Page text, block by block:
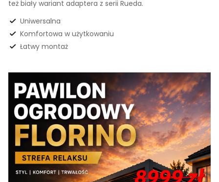
też biały wariant adaptera z serii Rueda.
Uniwersalna
Komfortowa w użytkowaniu
Łatwy montaż